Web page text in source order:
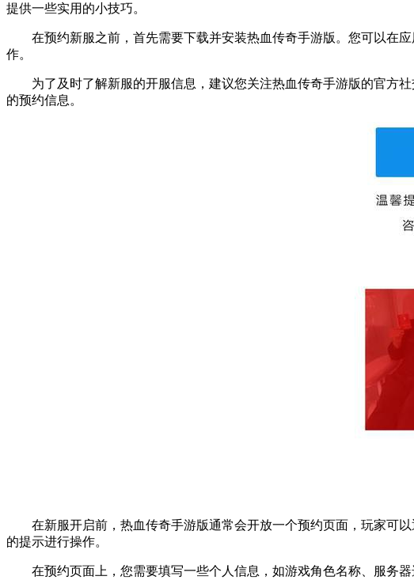
提供一些实用的小技巧。
在预约新服之前，首先需要下载并安装热血传奇手游版。您可以在应
作。
为了及时了解新服的开服信息，建议您关注热血传奇手游版的官方社
的预约信息。
在新服开启前，热血传奇手游版通常会开放一个预约页面，玩家可以
的提示进行操作。
在预约页面上，您需要填写一些个人信息，如游戏角色名称、服务器